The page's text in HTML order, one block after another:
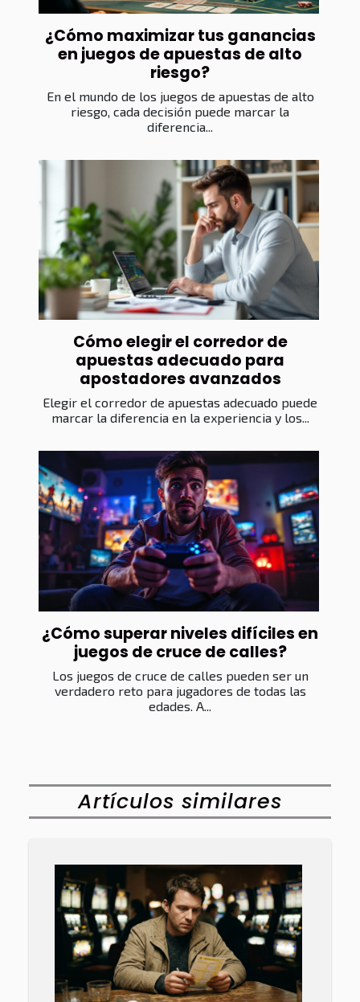
¿Cómo maximizar tus ganancias
en juegos de apuestas de alto
riesgo?
En el mundo de los juegos de apuestas de alto
riesgo, cada decisión puede marcar la
diferencia...
Cómo elegir el corredor de
apuestas adecuado para
apostadores avanzados
Elegir el corredor de apuestas adecuado puede
marcar la diferencia en la experiencia y los...
¿Cómo superar niveles difíciles en
juegos de cruce de calles?
Los juegos de cruce de calles pueden ser un
verdadero reto para jugadores de todas las
edades. A...
Artículos similares